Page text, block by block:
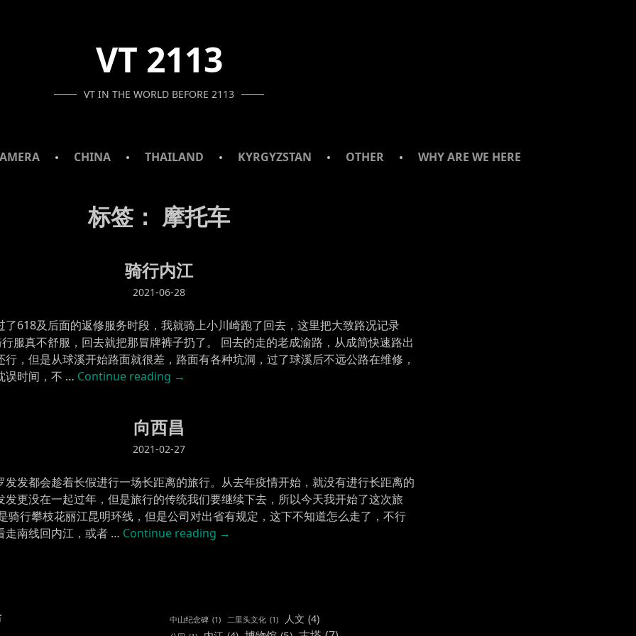
VT 2113
VT IN THE WORLD BEFORE 2113
CHINA THAILAND KYRGYZSTAN OTHER WHY ARE WE HERE
标签： 摩托车
骑行内江
2021-06-28
了618及后面的返修服务时段，我就骑上小川崎跑了回去，这里把大致路况记录
服真不舒服，回去就把那冒牌裤子扔了。 回去的走的老成渝路，从成简快速路出
，但是从球溪开始路面就很差，路面有各种坑洞，过了球溪后不远公路在维修，
误时间，不 … Continue reading
江”
→
向西昌
2021-02-27
发发都会趁着长假进行一场长距离的旅行。从去年疫情开始，就没有进行长距离的
发更没在一起过年，但是旅行的传统我们要继续下去，所以今天我开始了这次旅
骑行攀枝花丽江昆明环线，但是公司对出省有规定，这下不知道怎么走了，不行
走南线回内江，或者 … Continue reading →
中山纪念碑 (1) 二里头文化 (1) 人文 (4)